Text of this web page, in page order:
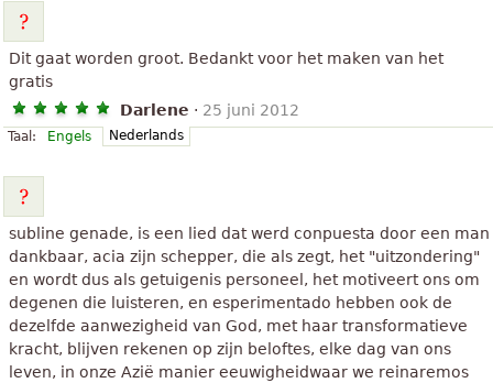
Dit gaat worden groot. Bedankt voor het maken van het
gratis
Darlene · 25 juni 2012
Taal: Engels Nederlands
subline genade, is een lied dat werd conpuesta door een man
dankbaar, acia zijn schepper, die als zegt, het "uitzondering"
en wordt dus als getuigenis personeel, het motiveert ons om
degenen die luisteren, en esperimentado hebben ook de
dezelfde aanwezigheid van God, met haar transformatieve
kracht, blijven rekenen op zijn beloftes, elke dag van ons
leven, in onze Azië manier eeuwigheidwaar we reinaremos